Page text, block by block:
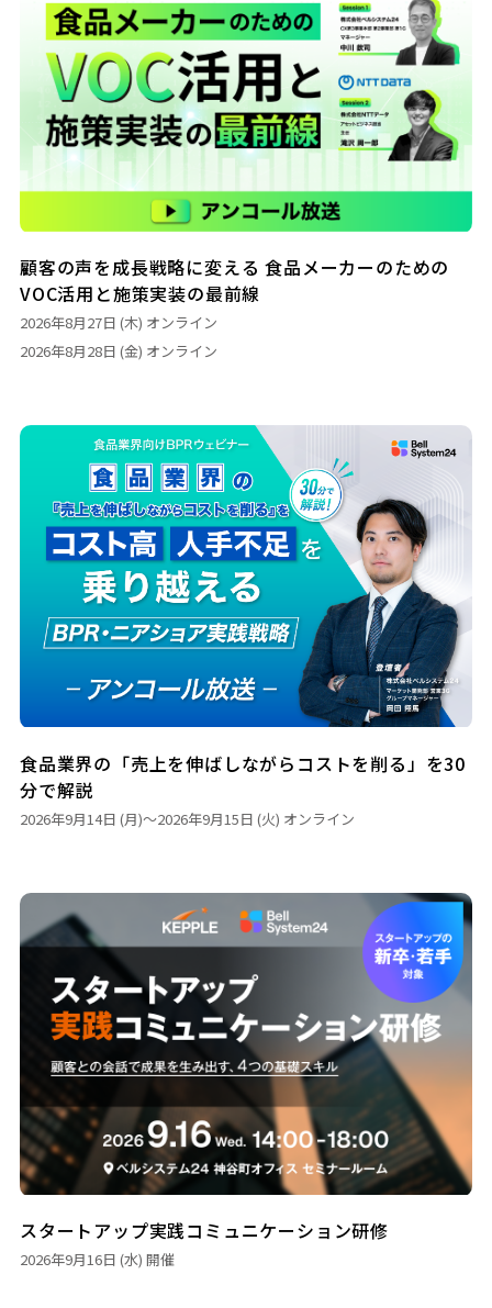
顧客の声を成長戦略に変える 食品メーカーのための
VOC活用と施策実装の最前線
2026年8月27日 (木) オンライン
2026年8月28日 (金) オンライン
食品業界の「売上を伸ばしながらコストを削る」を30
分で解説
2026年9月14日 (月)～2026年9月15日 (火) オンライン
スタートアップ実践コミュニケーション研修
2026年9月16日 (水) 開催